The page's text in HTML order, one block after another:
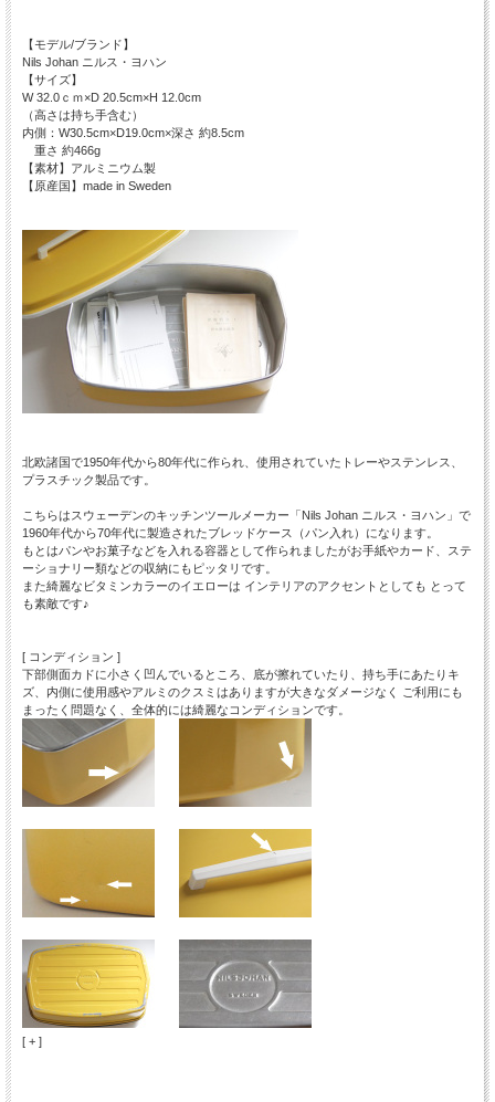
【モデル/ブランド】
Nils Johan ニルス・ヨハン
【サイズ】
W 32.0ｃｍ×D 20.5cm×H 12.0cm
（高さは持ち手含む）
内側：W30.5cm×D19.0cm×深さ 約8.5cm
重さ 約466g
【素材】アルミニウム製
【原産国】made in Sweden
北欧諸国で1950年代から80年代に作られ、使用されていたトレーやステンレス、
プラスチック製品です。
こちらはスウェーデンのキッチンツールメーカー「Nils Johan ニルス・ヨハン」で
1960年代から70年代に製造されたブレッドケース（パン入れ）になります。
もとはパンやお菓子などを入れる容器として作られましたがお手紙やカード、ステ
ーショナリー類などの収納にもピッタリです。
また綺麗なビタミンカラーのイエローは インテリアのアクセントとしても とって
も素敵です♪
[ コンディション ]
下部側面カドに小さく凹んでいるところ、底が擦れていたり、持ち手にあたりキ
ズ、内側に使用感やアルミのクスミはありますが大きなダメージなく ご利用にも
まったく問題なく、全体的には綺麗なコンディションです。
[ + ]